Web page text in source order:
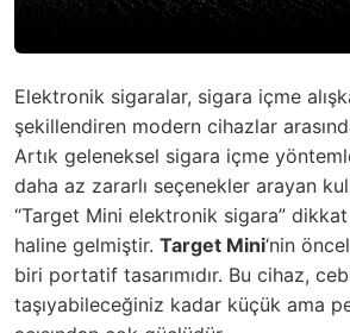
Elektronik sigaralar, sigara içme
şekillendiren modern cihazlar
Artık geleneksel sigara içme
daha az zararlı seçenekler arayan
“Target Mini elektronik sigara”
haline gelmiştir. Target Mini‘nin
biri portatif tasarımıdır. Bu cihaz,
taşıyabileceğiniz kadar küçük ama